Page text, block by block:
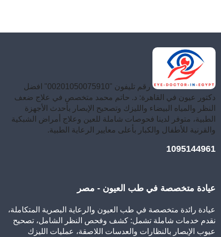
رقم تليفون "00201050075910" افضل
دكتور عيون في القاهرة: د. حاتم محمد متخصص في علاج ضعف
النظر والمياه البيضاء والليزك وتصحيح الإبصار بأحدث الأجهزة
الطبية، متوفر لدينا فحوصات شاملة للعين وعلاج أمراض الشبكية
والقرنية للأطفال والكبار بأعلى معايير الرعاية الطبية.
1095144961
عيادة متخصصة في طب العيون - مصر
عيادة رائدة متخصصة في طب العيون والرعاية البصرية المتكاملة،
نقدم خدمات شاملة تشمل: كشف وفحص النظر الشامل، تصحيح
عيوب الإبصار بالنظارات والعدسات اللاصقة، عمليات الليزك